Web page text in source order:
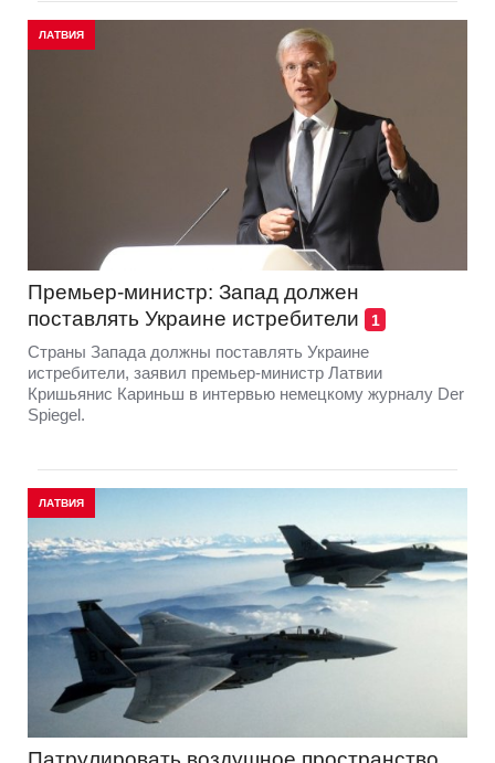
ЛАТВИЯ
Премьер-министр: Запад должен
поставлять Украине истребители
1
Страны Запада должны поставлять Украине
истребители, заявил премьер-министр Латвии
Кришьянис Кариньш в интервью немецкому журналу Der
Spiegel.
ЛАТВИЯ